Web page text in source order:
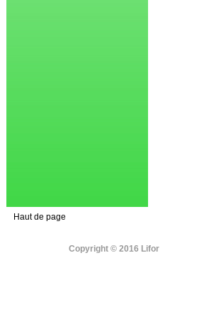
Haut de page
Copyright © 2016 Lifor